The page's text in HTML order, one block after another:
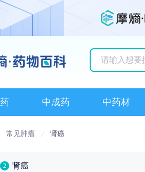
中成药 中药材
常见肿瘤 肾癌
2 肾癌